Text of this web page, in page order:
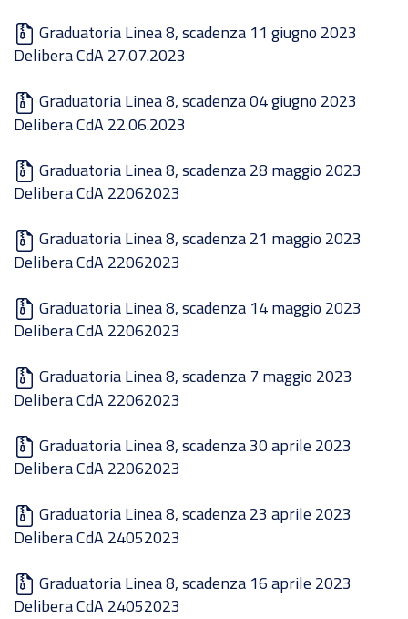
Graduatoria Linea 8, scadenza 11 giugno 2023
Delibera CdA 27.07.2023
Graduatoria Linea 8, scadenza 04 giugno 2023
Delibera CdA 22.06.2023
Graduatoria Linea 8, scadenza 28 maggio 2023
Delibera CdA 22062023
Graduatoria Linea 8, scadenza 21 maggio 2023
Delibera CdA 22062023
Graduatoria Linea 8, scadenza 14 maggio 2023
Delibera CdA 22062023
Graduatoria Linea 8, scadenza 7 maggio 2023
Delibera CdA 22062023
Graduatoria Linea 8, scadenza 30 aprile 2023
Delibera CdA 22062023
Graduatoria Linea 8, scadenza 23 aprile 2023
Delibera CdA 24052023
Graduatoria Linea 8, scadenza 16 aprile 2023
Delibera CdA 24052023